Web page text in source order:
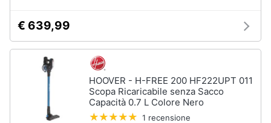
€ 639,99
HOOVER - H-FREE 200 HF222UPT 011
Scopa Ricaricabile senza Sacco
Capacità 0.7 L Colore Nero
1 recensione